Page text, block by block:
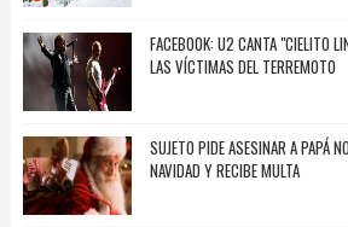
FACEBOOK: U2 CANTA "CIELITO
LAS VÍCTIMAS DEL TERREMOTO
SUJETO PIDE ASESINAR A PAPÁ
NAVIDAD Y RECIBE MULTA